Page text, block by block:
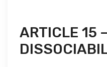
ARTICLE 15 –